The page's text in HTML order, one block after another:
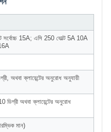
সর্বোচ্চ 15A; এসি 250 ভোল্ট 5A 10A
অথবা ক্লায়েন্টের অনুরোধ অনুযায়ী
অথবা ক্লায়েন্টের অনুরোধ
মান)